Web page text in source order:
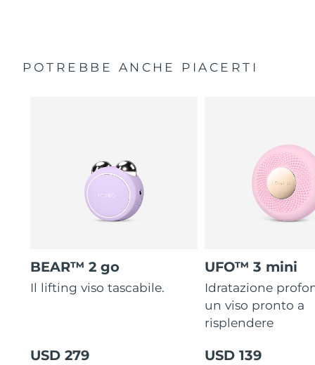
POTREBBE ANCHE PIACERTI
BEAR™ 2 go
Il lifting viso tascabile.
USD 279
UFO™ 3 mini
Idratazione
un viso pronto a
risplendere
USD 139